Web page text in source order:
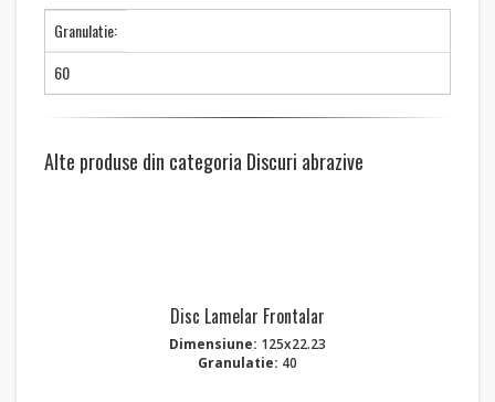
Granulatie:
60
Alte produse din categoria Discuri abrazive
Disc Lamelar Frontalar
Dimensiune: 125x22.23
Granulatie: 40